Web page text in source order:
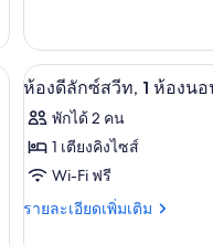
นอน,
ปลอด
บุหรี่
(1
King
Bed,
1
เกี่ยว
กับ
ห้อง
ท,
นอน,
ปลอด
| เตารีด/โต๊ะรีดผ้า, Wi-Fi ฟรี,
เปิด
ภาพถ่าย
ทั้งหมด
ของ
ห้อง
4
ห้องดีลักซ์สวีท, 1 ห้องน
พักได้ 2 คน
1 เตียงคิงไซส์
Wi-Fi ฟรี
รายละเอียดเพิ่มเติม
ราย